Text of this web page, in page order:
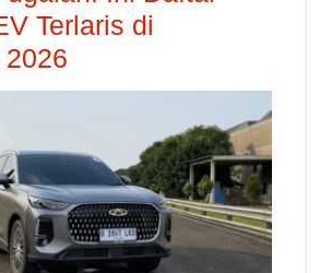
Terlaris di